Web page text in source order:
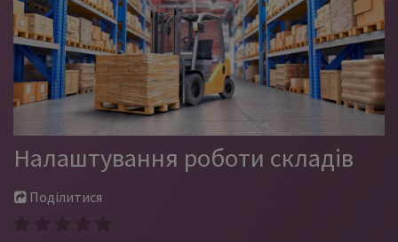
Налаштування роботи складів
Поділитися